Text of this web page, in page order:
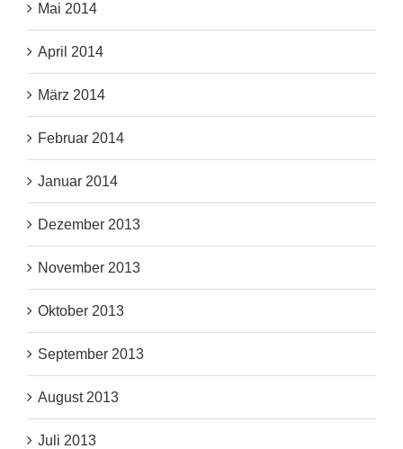
Mai 2014
April 2014
März 2014
Februar 2014
Januar 2014
Dezember 2013
November 2013
Oktober 2013
September 2013
August 2013
Juli 2013